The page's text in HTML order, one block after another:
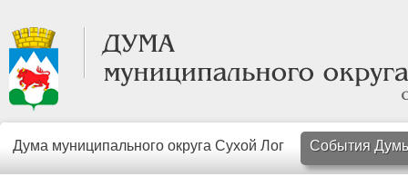
Дума муниципального округа Сухой Лог События